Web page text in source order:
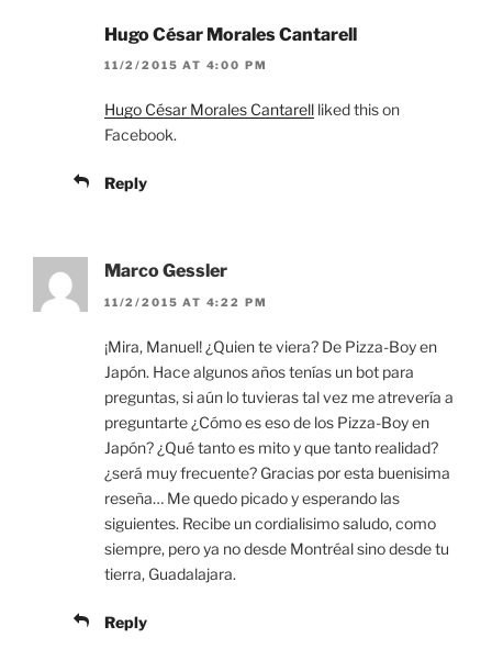
Hugo César Morales Cantarell
11/2/2015 AT 4:00 PM
Hugo César Morales Cantarell liked this on
Facebook.
Reply
Marco Gessler
11/2/2015 AT 4:22 PM
¡Mira, Manuel! ¿Quien te viera? De Pizza-Boy en
Japón. Hace algunos años tenías un bot para
preguntas, si aún lo tuvieras tal vez me atrevería a
preguntarte ¿Cómo es eso de los Pizza-Boy en
Japón? ¿Qué tanto es mito y que tanto realidad?
¿será muy frecuente? Gracias por esta buenisima
reseña… Me quedo picado y esperando las
siguientes. Recibe un cordialisimo saludo, como
siempre, pero ya no desde Montréal sino desde tu
tierra, Guadalajara.
Reply